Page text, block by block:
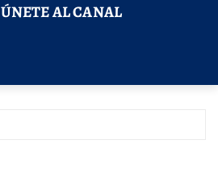
ÚNETE AL CANAL